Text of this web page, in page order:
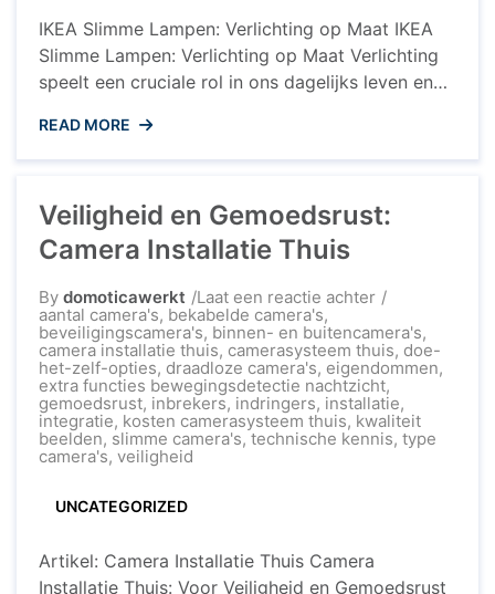
IKEA Slimme Lampen: Verlichting op Maat IKEA
Slimme Lampen: Verlichting op Maat Verlichting
speelt een cruciale rol in ons dagelijks leven en
transformeren. Met de opkomst van slimme
technologieën is het mogelijk geworden om
behoeften en voorkeuren. IKEA heeft hierop ...
READ MORE
Veiligheid en Gemoedsrust:
Camera Installatie Thuis
By domoticawerkt Laat een reactie achterop
en
Gemoedsrust:
Camera
Installatie
Thuis
aantal camera's, bekabelde camera's,
beveiligingscamera's, binnen- en buitencamera's,
camera installatie thuis, camerasysteem thuis, doe-
het-zelf-opties, draadloze camera's, eigendommen,
extra functies bewegingsdetectie nachtzicht,
gemoedsrust, inbrekers, indringers, installatie,
integratie, kosten camerasysteem thuis, kwaliteit
beelden, slimme camera's, technische kennis, type
camera's, veiligheid
UNCATEGORIZED
Artikel: Camera Installatie Thuis Camera
Installatie Thuis: Voor Veiligheid en Gemoedsrust